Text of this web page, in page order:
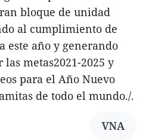
bloque de unidad
al cumplimiento de
este año y generando
metas2021-2025 y
para el Año Nuevo
de todo el mundo./.
VNA